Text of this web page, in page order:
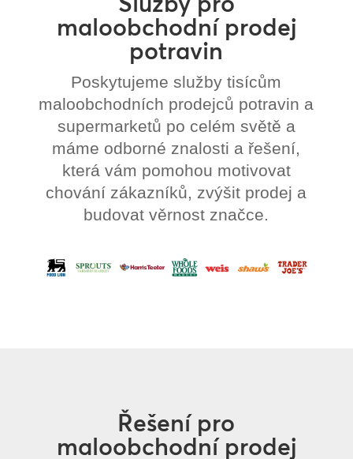
maloobchodní prodej
potravin
Poskytujeme služby tisícům
maloobchodních prodejců potravin a
supermarketů po celém světě a
máme odborné znalosti a řešení,
která vám pomohou motivovat
chování zákazníků, zvýšit prodej a
budovat věrnost značce.
Řešení pro
maloobchodní prodej